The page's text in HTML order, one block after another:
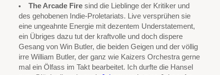
The Arcade Firesind die Lieblinge der Kritiker und
des gehobenen Indie-Proletariats. Live versprühen sie
eine ungeahnte Energie mit dezentem Understatement,
ein Übriges dazu tut der kraftvolle und doch dispere
Gesang von Win Butler, die beiden Geigen und der völlig
irre William Butler, der ganz wie Kaizers Orchestra gerne
mal ein Ölfass im Takt bearbeitet. Ich durfte die Hansel